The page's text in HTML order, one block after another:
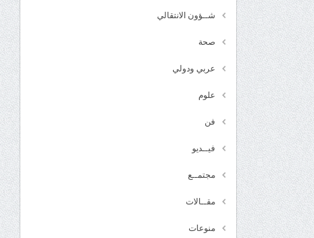
شــؤون الانتقالي
صحة
عربي ودولي
علوم
فن
فيــديو
مجتمــع
مقــالات
منوعات